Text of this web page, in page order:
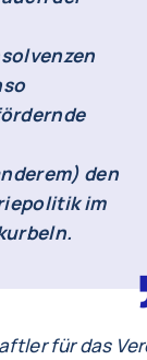
den
im
für das